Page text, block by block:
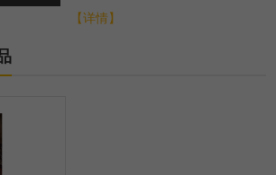
总部会从各个方面进行扶持，帮
助选址布局、培训...
【详情】